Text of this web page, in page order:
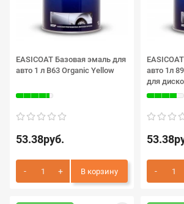
EASICOAT Базовая эмаль для
авто 1 л B63 Organic Yellow
53.38руб.
В корзину
авто 1л
для